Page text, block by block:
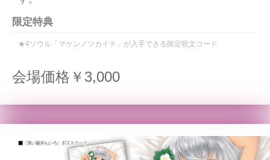
限定特典
★4ソウル「マケンノツカイテ」が入手できる限定呪文コード
会場価格￥3,000